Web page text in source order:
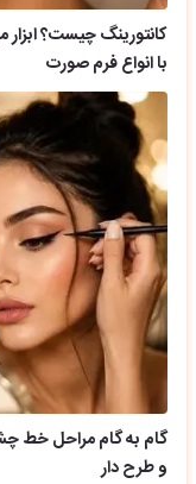
کانتورینگ چیست؟ ابزار
با انواع فرم صورت
گام به گام مراحل خط
و طرح دار